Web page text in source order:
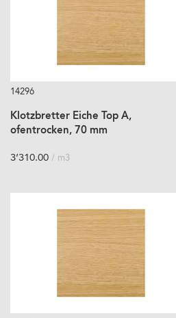
14296
Klotzbretter Eiche Top A,
ofentrocken, 70 mm
3’310.00 / m3